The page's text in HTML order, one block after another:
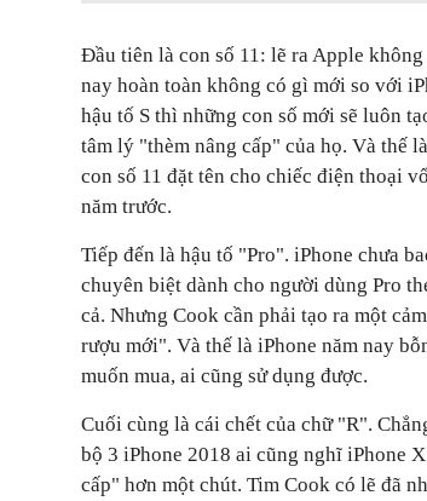
Đầu tiên là con số 11: lẽ ra Apple
nay hoàn toàn không có gì mới so với
hậu tố S thì những con số mới sẽ luôn
tâm lý "thèm nâng cấp" của họ. Và thế
con số 11 đặt tên cho chiếc điện thoại
năm trước.
Tiếp đến là hậu tố "Pro". iPhone chưa
chuyên biệt dành cho người dùng Pro
cả. Nhưng Cook cần phải tạo ra một
rượu mới". Và thế là iPhone năm nay
muốn mua, ai cũng sử dụng được.
Cuối cùng là cái chết của chữ "R".
bộ 3 iPhone 2018 ai cũng nghĩ iPhone
cấp" hơn một chút. Tim Cook có lẽ đã